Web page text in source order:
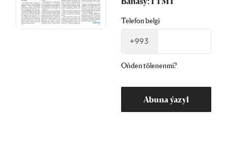
Telefon belgi
+993
Oňden tölenenmi?
Abuna ýazyl